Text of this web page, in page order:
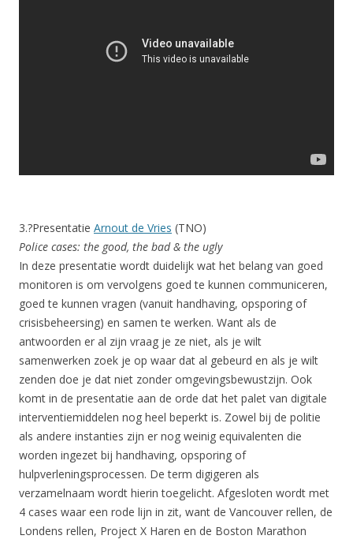
3.?Presentatie Arnout de Vries (TNO)
Police cases: the good, the bad & the ugly
In deze presentatie wordt duidelijk wat het belang van goed
monitoren is om vervolgens goed te kunnen communiceren,
goed te kunnen vragen (vanuit handhaving, opsporing of
crisisbeheersing) en samen te werken. Want als de
antwoorden er al zijn vraag je ze niet, als je wilt
samenwerken zoek je op waar dat al gebeurd en als je wilt
zenden doe je dat niet zonder omgevingsbewustzijn. Ook
komt in de presentatie aan de orde dat het palet van digitale
interventiemiddelen nog heel beperkt is. Zowel bij de politie
als andere instanties zijn er nog weinig equivalenten die
worden ingezet bij handhaving, opsporing of
hulpverleningsprocessen. De term digigeren als
verzamelnaam wordt hierin toegelicht. Afgesloten wordt met
4 cases waar een rode lijn in zit, want de Vancouver rellen, de
Londens rellen, Project X Haren en de Boston Marathon